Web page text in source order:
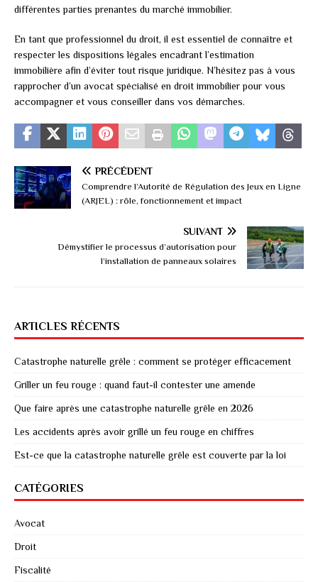
différentes parties prenantes du marché immobilier.
En tant que professionnel du droit, il est essentiel de connaître et
respecter les dispositions légales encadrant l’estimation
immobilière afin d’éviter tout risque juridique. N’hésitez pas à vous
rapprocher d’un avocat spécialisé en droit immobilier pour vous
accompagner et vous conseiller dans vos démarches.
PRÉCÉDENT
Comprendre l’Autorité de Régulation des Jeux en Ligne
(ARJEL) : rôle, fonctionnement et impact
SUIVANT
Démystifier le processus d’autorisation pour
l’installation de panneaux solaires
ARTICLES RÉCENTS
Catastrophe naturelle grêle : comment se protéger efficacement
Griller un feu rouge : quand faut-il contester une amende
Que faire après une catastrophe naturelle grêle en 2026
Les accidents après avoir grillé un feu rouge en chiffres
Est-ce que la catastrophe naturelle grêle est couverte par la loi
CATÉGORIES
Avocat
Droit
Fiscalité